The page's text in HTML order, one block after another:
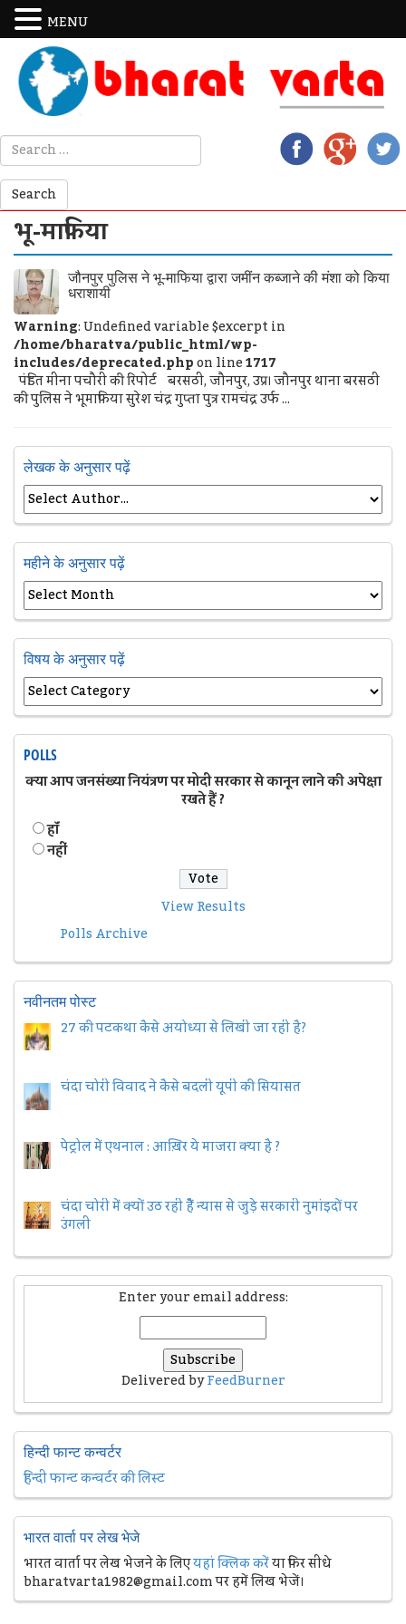
भू-माफिया
जौनपुर पुलिस ने भू-माफिया द्वारा जमींन कब्जाने की मंशा को किया
धराशायी
Warning: Undefined variable $excerpt in
/home/bharatva/public_html/wp-
includes/deprecated.phpon line1717
पंडित मीना पचौरी की रिपोर्ट बरसठी, जौनपुर, उप्र। जौनपुर थाना बरसठी
की पुलिस ने भूमाफिया सुरेश चंद्र गुप्ता पुत्र रामचंद्र उर्फ ...
लेखक के अनुसार पढ़ें
महीने के अनुसार पढ़ें
विषय के अनुसार पढ़ें
POLLS
क्या आप जनसंख्या नियंत्रण पर मोदी सरकार से कानून लाने की अपेक्षा
रखते हैं ?
हॉं
नहीं
View Results
Polls Archive
नवीनतम पोस्ट
27 की पटकथा कैसे अयोध्या से लिखी जा रही है?
चंदा चोरी विवाद ने कैसे बदली यूपी की सियासत
पेट्रोल में एथनाल : आख़िर ये माजरा क्या है ?
चंदा चोरी में क्यों उठ रही हैैं न्यास से जुड़े सरकारी नुमांइदों पर
उंगली
Enter your email address:
Delivered byFeedBurner
हिन्दी फान्ट कन्वर्टर
हिन्दी फान्ट कन्वर्टर की लिस्ट
भारत वार्ता पर लेख भेजे
भारत वार्ता पर लेख भेजने के लिएयहां क्लिक करेंया फिर सीधे
bharatvarta1982@gmail.com पर हमें लिख भेजें।
MENU